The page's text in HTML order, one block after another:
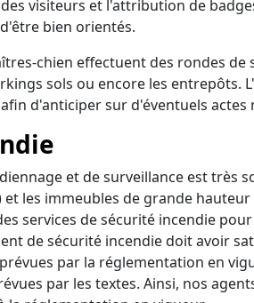
visiteurs et l'attribution de
bien orientés.
chien effectuent des rondes de
sols ou encore les entrepôts.
d'anticiper sur d'éventuels actes
et de surveillance est très
et les immeubles de grande
services de sécurité incendie
de sécurité incendie doit avoir
par la réglementation en
par les textes. Ainsi, nos